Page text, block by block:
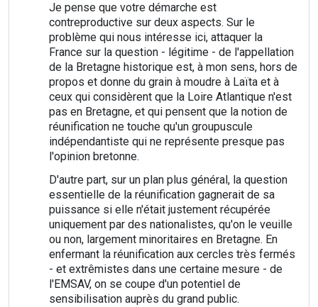
Je pense que votre démarche est
contreproductive sur deux aspects. Sur le
problème qui nous intéresse ici, attaquer la
France sur la question - légitime - de l'appellation
de la Bretagne historique est, à mon sens, hors de
propos et donne du grain à moudre à Laïta et à
ceux qui considèrent que la Loire Atlantique n'est
pas en Bretagne, et qui pensent que la notion de
réunification ne touche qu'un groupuscule
indépendantiste qui ne représente presque pas
l'opinion bretonne.
D'autre part, sur un plan plus général, la question
essentielle de la réunification gagnerait de sa
puissance si elle n'était justement récupérée
uniquement par des nationalistes, qu'on le veuille
ou non, largement minoritaires en Bretagne. En
enfermant la réunification aux cercles très fermés
- et extrêmistes dans une certaine mesure - de
l'EMSAV, on se coupe d'un potentiel de
sensibilisation auprès du grand public.